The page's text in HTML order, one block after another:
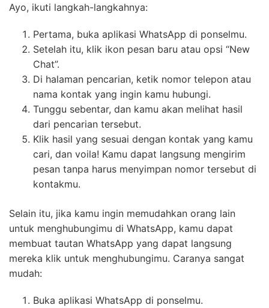
Ayo, ikuti langkah-langkahnya:
Pertama, buka aplikasi WhatsApp di ponselmu.
Setelah itu, klik ikon pesan baru atau opsi “New
Chat”.
Di halaman pencarian, ketik nomor telepon atau
nama kontak yang ingin kamu hubungi.
Tunggu sebentar, dan kamu akan melihat hasil
dari pencarian tersebut.
Klik hasil yang sesuai dengan kontak yang kamu
cari, dan voila! Kamu dapat langsung mengirim
pesan tanpa harus menyimpan nomor tersebut di
kontakmu.
Selain itu, jika kamu ingin memudahkan orang lain
untuk menghubungimu di WhatsApp, kamu dapat
membuat tautan WhatsApp yang dapat langsung
mereka klik untuk menghubungimu. Caranya sangat
mudah:
Buka aplikasi WhatsApp di ponselmu.